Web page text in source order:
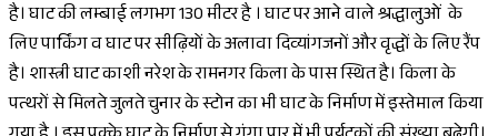
है। घाट की लम्बाई लगभग 130 मीटर है । घाट पर आने वाले श्रद्धालुओं के
लिए पार्किंग व घाट पर सीढ़ियों के अलावा दिव्यांगजनों और वृद्धों के लिए रैंप
है। शास्त्री घाट काशी नरेश के रामनगर किला के पास स्थित है। किला के
पत्थरों से मिलते जुलते चुनार के स्टोन का भी घाट के निर्माण में इस्तेमाल किया